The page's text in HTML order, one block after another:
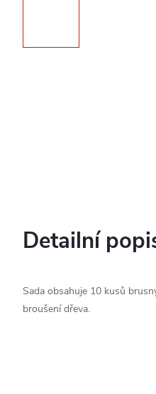
Detailní
Sada obsahuje 10 kusů
broušení dřeva.